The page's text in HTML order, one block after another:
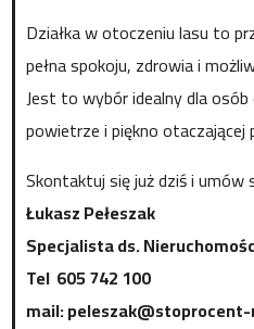
Działka w otoczeniu lasu to
pełna spokoju, zdrowia i
Jest to wybór idealny dla
powietrze i piękno otaczającej
Skontaktuj się już dziś i umów
Łukasz Pełeszak
Specjalista ds.
Tel 605 742 100
mail: